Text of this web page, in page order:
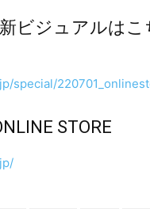
ビジュアルはこ
special/
STORE